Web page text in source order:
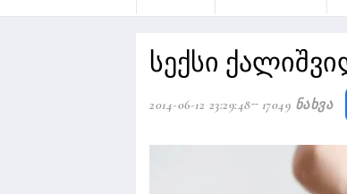
სექსი
2014-06-12 23:29:48 17049 Ნახვა